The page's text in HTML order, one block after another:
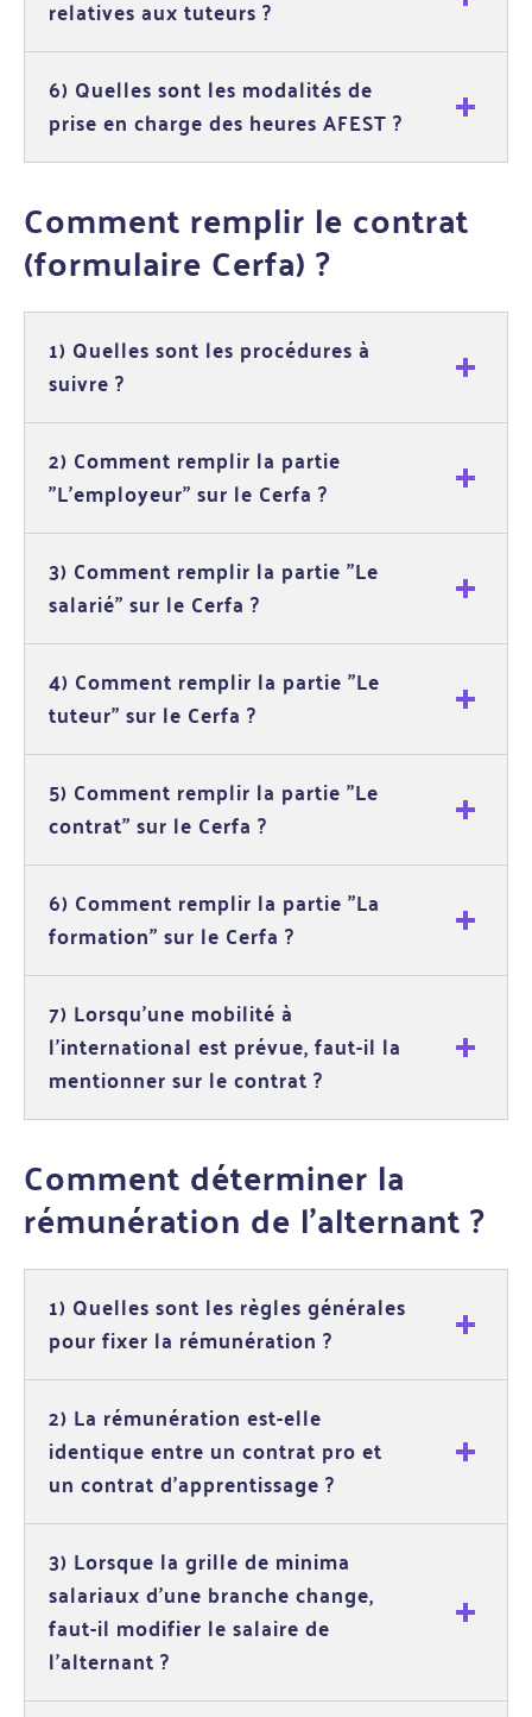
relatives aux tuteurs ?
6) Quelles sont les modalités de
prise en charge des heures AFEST ?
Comment remplir le contrat
(formulaire Cerfa) ?
1) Quelles sont les procédures à
suivre ?
2) Comment remplir la partie
"L'employeur" sur le Cerfa ?
3) Comment remplir la partie "Le
salarié" sur le Cerfa ?
4) Comment remplir la partie "Le
tuteur" sur le Cerfa ?
5) Comment remplir la partie "Le
contrat" sur le Cerfa ?
6) Comment remplir la partie "La
formation" sur le Cerfa ?
7) Lorsqu’une mobilité à
l'international est prévue, faut-il la
mentionner sur le contrat ?
Comment déterminer la
rémunération de l’alternant ?
1) Quelles sont les règles générales
pour fixer la rémunération ?
2) La rémunération est-elle
identique entre un contrat pro et
un contrat d’apprentissage ?
3) Lorsque la grille de minima
salariaux d’une branche change,
faut-il modifier le salaire de
l’alternant ?